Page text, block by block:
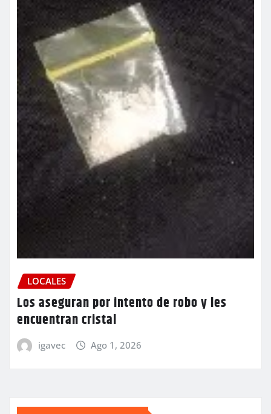
LOCALES
Los aseguran por intento de robo y les
encuentran cristal
igavec Ago 1, 2026